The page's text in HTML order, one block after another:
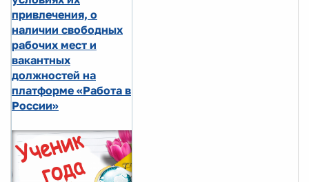
привлечения, о
наличии свободных
рабочих мест и
вакантных
должностей на
платформе «Работа в
России»